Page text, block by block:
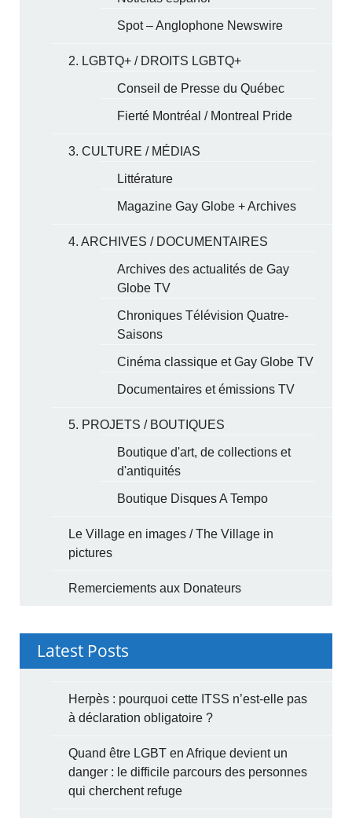
Spot – Anglophone Newswire
2. LGBTQ+ / DROITS LGBTQ+
Conseil de Presse du Québec
Fierté Montréal / Montreal Pride
3. CULTURE / MÉDIAS
Littérature
Magazine Gay Globe + Archives
4. ARCHIVES / DOCUMENTAIRES
Archives des actualités de Gay
Globe TV
Chroniques Télévision Quatre-
Saisons
Cinéma classique et Gay Globe TV
Documentaires et émissions TV
5. PROJETS / BOUTIQUES
Boutique d'art, de collections et
d'antiquités
Boutique Disques A Tempo
Le Village en images / The Village in
pictures
Remerciements aux Donateurs
Latest Posts
Herpès : pourquoi cette ITSS n’est-elle pas
à déclaration obligatoire ?
Quand être LGBT en Afrique devient un
danger : le difficile parcours des personnes
qui cherchent refuge